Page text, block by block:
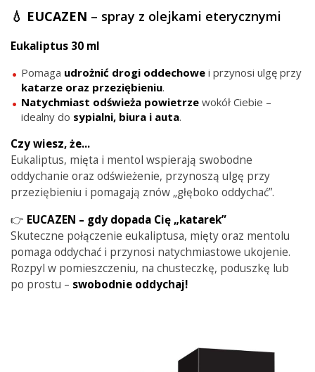
💧 EUCAZEN – spray z olejkami eterycznymi
Eukaliptus 30 ml
Pomaga udrożnić drogi oddechowe i przynosi ulgę przy
katarze oraz przeziębieniu.
Natychmiast odświeża powietrze wokół Ciebie –
idealny do sypialni, biura i auta.
Czy wiesz, że...
Eukaliptus, mięta i mentol wspierają swobodne
oddychanie oraz odświeżenie, przynoszą ulgę przy
przeziębieniu i pomagają znów „głęboko oddychać”.
👉 EUCAZEN – gdy dopada Cię „katarek”
Skuteczne połączenie eukaliptusa, mięty oraz mentolu
pomaga oddychać i przynosi natychmiastowe ukojenie.
Rozpyl w pomieszczeniu, na chusteczkę, poduszkę lub
po prostu – swobodnie oddychaj!